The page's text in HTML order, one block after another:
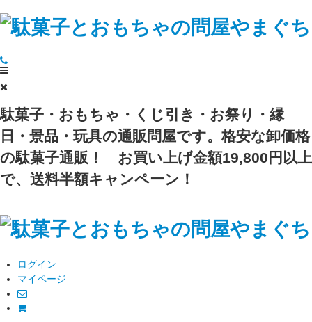
駄菓子・おもちゃ・くじ引き・お祭り・縁
日・景品・玩具の通販問屋です。格安な卸価格
の駄菓子通販！
お買い上げ金額19,800円以上
で、送料半額キャンペーン！
ログイン
マイページ